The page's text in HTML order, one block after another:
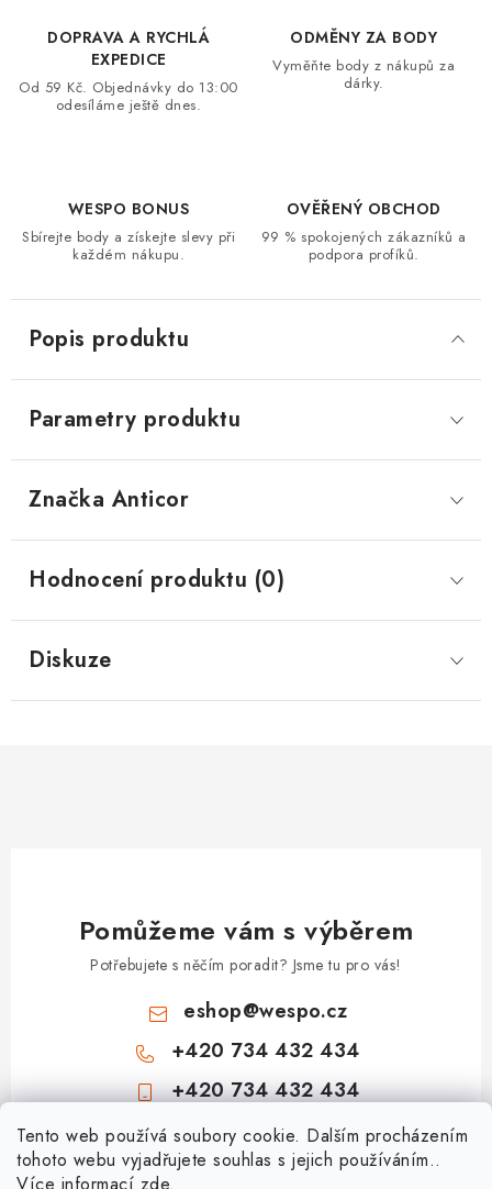
Tento web používá soubory cookie. Dalším procházením
tohoto webu vyjadřujete souhlas s jejich používáním..
DOPRAVA A RYCHLÁ
EXPEDICE
Od 59 Kč. Objednávky do 13:00
odesíláme ještě dnes.
ODMĚNY ZA BODY
Vyměňte body z nákupů za
dárky.
WESPO BONUS
Sbírejte body a získejte slevy při
každém nákupu.
OVĚŘENÝ OBCHOD
99 % spokojených zákazníků a
podpora profíků.
Popis produktu
Parametry produktu
Značka Anticor
Hodnocení produktu (0)
Diskuze
Pomůžeme vám s výběrem
Potřebujete s něčím poradit? Jsme tu pro vás!
eshop@wespo.cz
+420 734 432 434
+420 734 432 434